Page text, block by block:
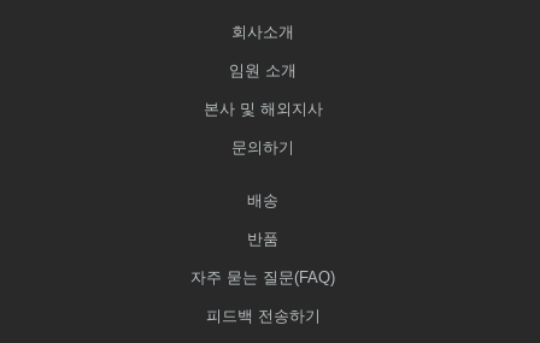
회사소개
임원 소개
본사 및 해외지사
문의하기
배송
반품
자주 묻는 질문(FAQ)
피드백 전송하기